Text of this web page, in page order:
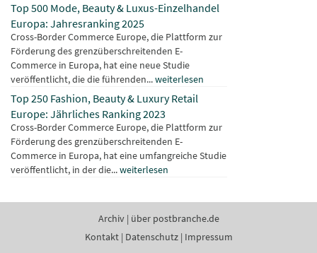
Top 500 Mode, Beauty & Luxus-Einzelhandel
Europa: Jahresranking 2025
Cross-Border Commerce Europe, die Plattform zur
Förderung des grenzüberschreitenden E-
Commerce in Europa, hat eine neue Studie
veröffentlicht, die die führenden...weiterlesen
Top 250 Fashion, Beauty & Luxury Retail
Europe: Jährliches Ranking 2023
Cross-Border Commerce Europe, die Plattform zur
Förderung des grenzüberschreitenden E-
Commerce in Europa, hat eine umfangreiche Studie
veröffentlicht, in der die...weiterlesen
Archiv| über postbranche.de
Kontakt| Datenschutz| Impressum